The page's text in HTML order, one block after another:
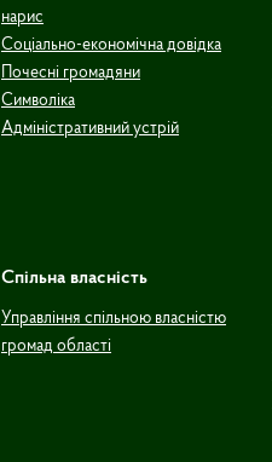
нарис
Соціально-економічна довідка
Почесні громадяни
Символіка
Адміністративний устрій
Спільна власність
Управління спільною власністю
громад області